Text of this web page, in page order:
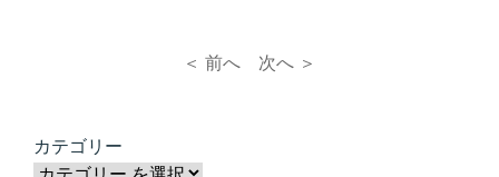
＜ 前へ 次へ ＞
カテゴリー